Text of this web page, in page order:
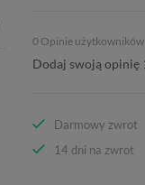
0 Opinie użytkowników
Dodaj swoją opinię
Darmowy zwrot
14 dni na zwrot